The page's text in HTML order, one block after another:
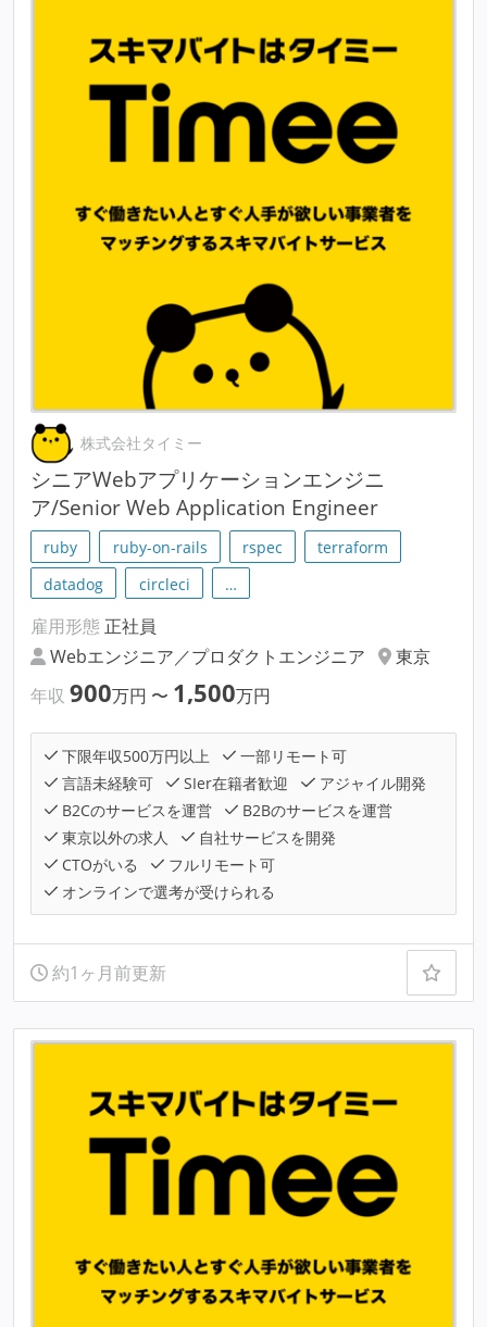
株式会社タイミー
シニアWebアプリケーションエンジニ
ア/Senior Web Application Engineer
ruby ruby-on-rails rspec
terraform
datadog
circleci …
雇用形態 正社員
Webエンジニア／プロダクトエンジニア
東京
年収 900万円 〜 1,500万円
下限年収500万円以上
一部リモート可
言語未経験可
SIer在籍者歓迎
アジャイル開発
B2Cのサービスを運営
B2Bのサービスを運営
東京以外の求人
自社サービスを開発
CTOがいる
フルリモート可
オンラインで選考が受けられる
約1ヶ月前更新